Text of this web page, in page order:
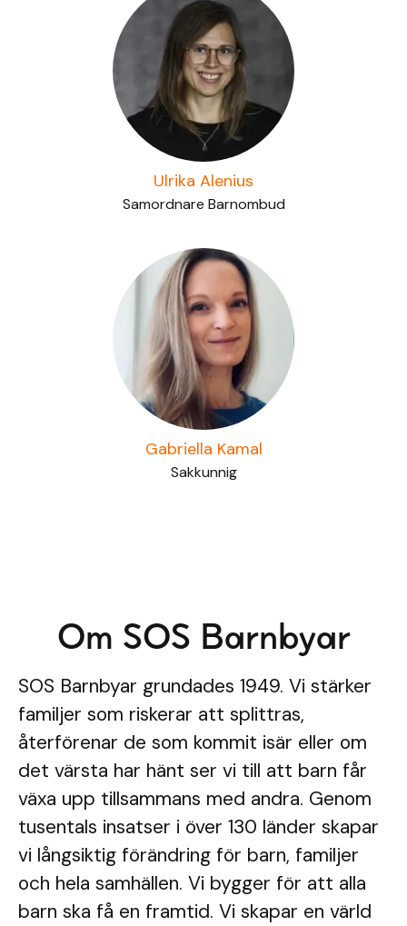
Ulrika Alenius
Samordnare Barnombud
Gabriella Kamal
Sakkunnig
Om SOS Barnbyar
SOS Barnbyar grundades 1949. Vi stärker
familjer som riskerar att splittras,
återförenar de som kommit isär eller om
det värsta har hänt ser vi till att barn får
växa upp tillsammans med andra. Genom
tusentals insatser i över 130 länder skapar
vi långsiktig förändring för barn, familjer
och hela samhällen. Vi bygger för att alla
barn ska få en framtid. Vi skapar en värld